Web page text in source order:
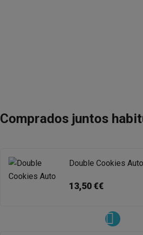
Comprados juntos
Double Cookies Auto
13,50 €€